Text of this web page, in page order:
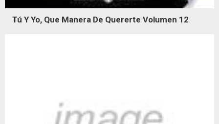
Tú Y Yo, Que Manera De Quererte Volumen 12